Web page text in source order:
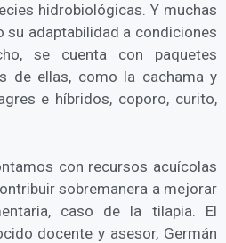
hidrobiológicas. Y muchas
su adaptabilidad a condiciones
se cuenta con paquetes
de ellas, como la cachama y
e híbridos, coporo, curito,
con recursos acuícolas
sobremanera a mejorar
caso de la tilapia. El
docente y asesor, Germán